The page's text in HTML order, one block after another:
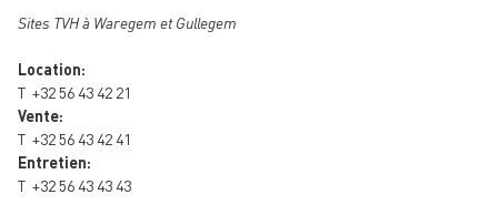
Sites TVH à Waregem et Gullegem
Location:
T +32 56 43 42 21
Vente:
T +32 56 43 42 41
Entretien:
T +32 56 43 43 43